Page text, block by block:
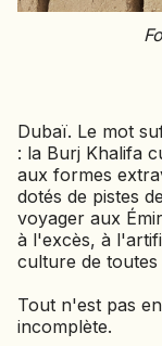
JAPON
KOSOVO
LAOS
LETTONIE
LIBÉRIA
LITUANIE
MACÉDOINE DU
MADAGASCAR
Dubaï. Le mot
: la Burj Khalifa
aux formes
dotés de pistes
voyager aux
à l'excès, à
culture de toutes
Tout n'est pas
incomplète.